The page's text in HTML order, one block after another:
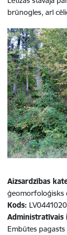
brūnogles, arī
Aizsardzības
ģeomorfoloģisks
Kods: LV0441020
Administratīvais
Embūtes pagasts